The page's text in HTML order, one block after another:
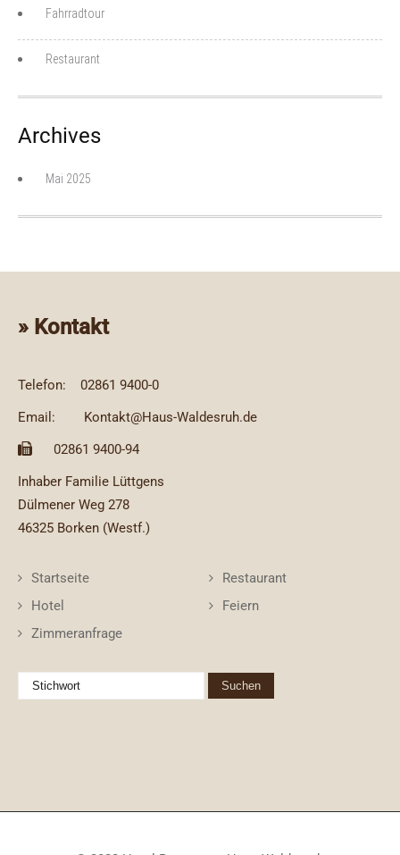
Fahrradtour
Restaurant
Archives
Mai 2025
» Kontakt
Telefon:
02861 9400-0
Email:
Kontakt@Haus-Waldesruh.de
02861 9400-94
Inhaber Familie Lüttgens
Dülmener Weg 278
46325 Borken (Westf.)
Startseite
Hotel
Zimmeranfrage
Restaurant
Feiern